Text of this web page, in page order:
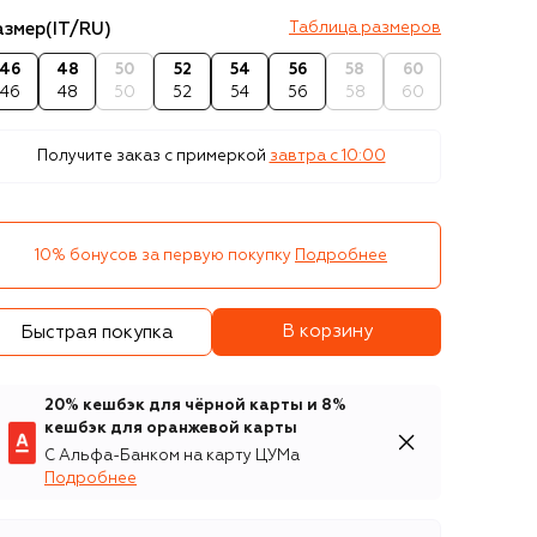
(IT/RU) Таблица размеров
46
46
48
48
50
50
52
52
54
54
56
56
58
58
60
60
Получите заказ с примеркой завтра c 10:00
10% бонусов за первую покупку Подробнее
Быстрая покупка В корзину
20% кешбэк для чёрной карты и 8%
кешбэк для оранжевой карты
С Альфа-Банком на карту ЦУМа
Подробнее